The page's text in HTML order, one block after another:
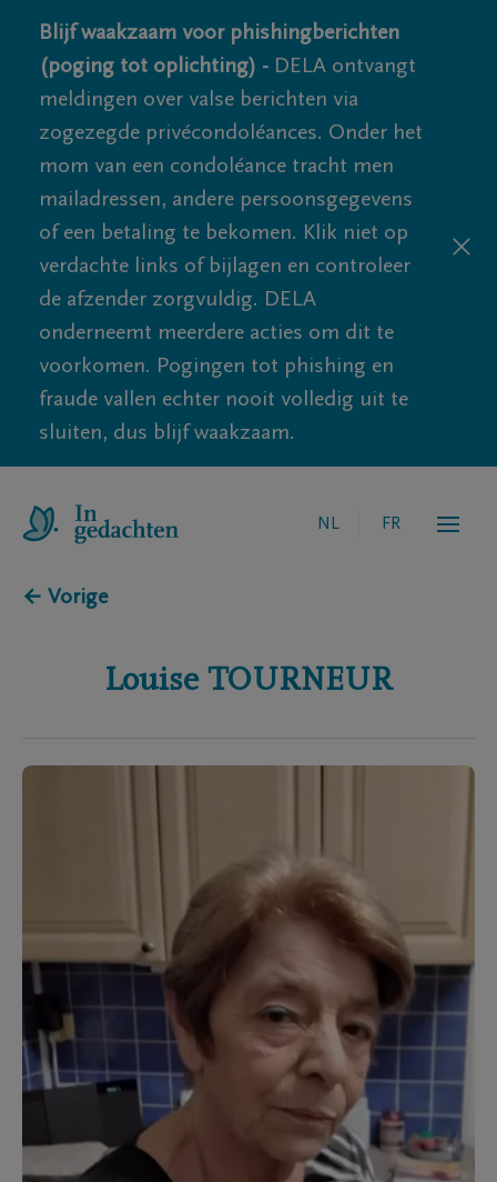
Blijf waakzaam voor phishingberichten
(poging tot oplichting) - DELA ontvangt
meldingen over valse berichten via
zogezegde privécondoléances. Onder het
mom van een condoléance tracht men
mailadressen, andere persoonsgegevens
of een betaling te bekomen. Klik niet op
verdachte links of bijlagen en controleer
de afzender zorgvuldig. DELA
onderneemt meerdere acties om dit te
voorkomen. Pogingen tot phishing en
fraude vallen echter nooit volledig uit te
sluiten, dus blijf waakzaam.
NL FR
← Vorige
Louise TOURNEUR